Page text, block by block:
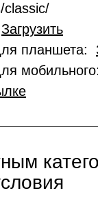
Загрузить
планшета: